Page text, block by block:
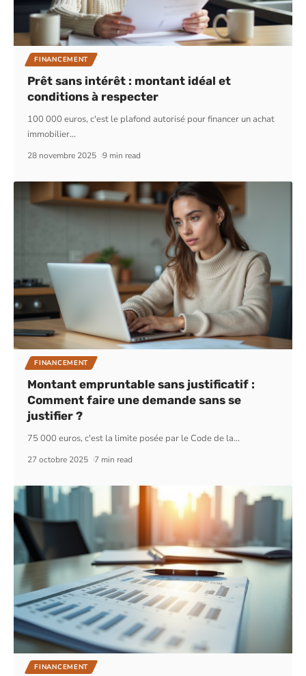
FINANCEMENT
Prêt sans intérêt : montant idéal et
conditions à respecter
100 000 euros, c'est le plafond autorisé pour financer un achat
immobilier…
28 novembre 2025 9 min read
FINANCEMENT
Montant empruntable sans justificatif :
Comment faire une demande sans se
justifier ?
75 000 euros, c'est la limite posée par le Code de la…
27 octobre 2025 7 min read
FINANCEMENT